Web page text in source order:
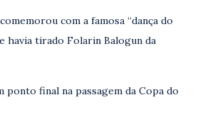
com a famosa “dança do
havia tirado Folarin Balogun da
ponto final na passagem da Copa do